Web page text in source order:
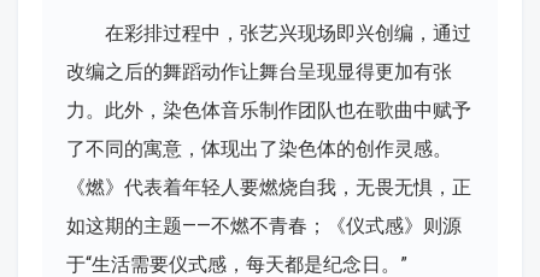
在彩排过程中，张艺兴现场即兴创编，通过
改编之后的舞蹈动作让舞台呈现显得更加有张
力。此外，染色体音乐制作团队也在歌曲中赋予
了不同的寓意，体现出了染色体的创作灵感。
《燃》代表着年轻人要燃烧自我，无畏无惧，正
如这期的主题——不燃不青春；《仪式感》则源
于“生活需要仪式感，每天都是纪念日。”